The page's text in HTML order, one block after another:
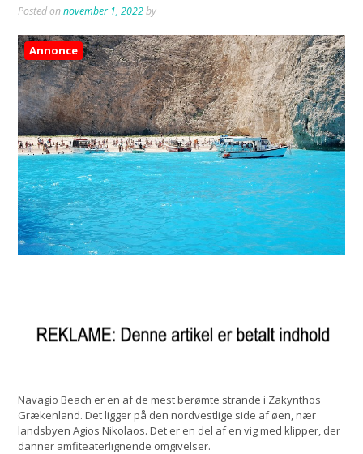
Posted onnovember 1, 2022by
Annonce
Navagio Beach er en af de mest berømte strande i Zakynthos
Grækenland. Det ligger på den nordvestlige side af øen, nær
landsbyen Agios Nikolaos. Det er en del af en vig med klipper, der
danner amfiteaterlignende omgivelser.